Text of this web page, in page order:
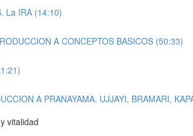
La IRA (14:10)
A CONCEPTOS BASICOS (50:33)
A PRANAYAMA. UJJAYI, BRAMARI,
vitalidad